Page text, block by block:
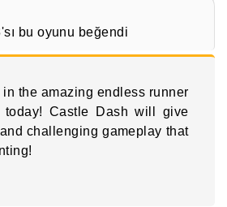
bu oyunu beğendi
the amazing endless runner
today! Castle Dash will give
challenging gameplay that